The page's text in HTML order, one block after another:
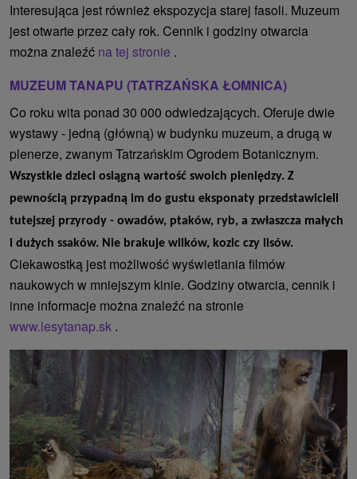
Interesująca jest również ekspozycja starej fasoli. Muzeum
jest otwarte przez cały rok. Cennik i godziny otwarcia
można znaleźć na tej stronie .
MUZEUM TANAPU (TATRZAŃSKA ŁOMNICA)
Co roku wita ponad 30 000 odwiedzających. Oferuje dwie
wystawy - jedną (główną) w budynku muzeum, a drugą w
plenerze, zwanym Tatrzańskim Ogrodem Botanicznym.
Wszystkie dzieci osiągną wartość swoich pieniędzy. Z
pewnością przypadną im do gustu eksponaty przedstawicieli
tutejszej przyrody - owadów, ptaków, ryb, a zwłaszcza małych
i dużych ssaków. Nie brakuje wilków, kozic czy lisów.
Ciekawostką jest możliwość wyświetlania filmów
naukowych w mniejszym kinie. Godziny otwarcia, cennik i
inne informacje można znaleźć na stronie
www.lesytanap.sk .